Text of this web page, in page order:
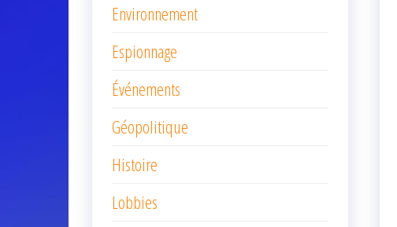
Environnement
Espionnage
Événements
Géopolitique
Histoire
Lobbies